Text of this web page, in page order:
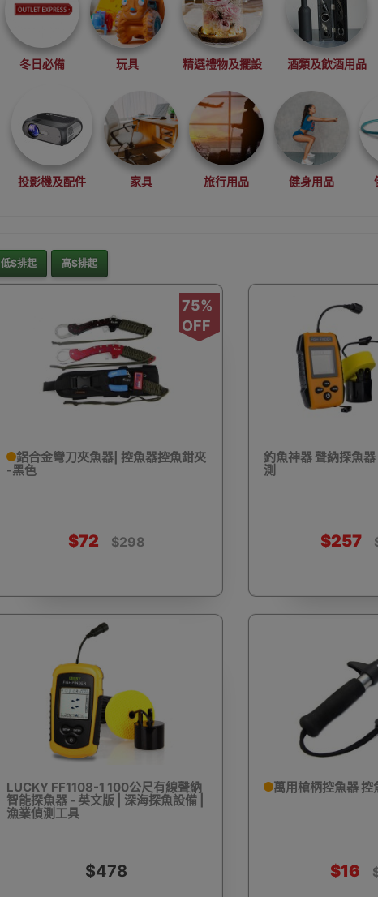
冬日必備 玩具 精選禮物及擺設 酒類及飲酒用品
投影機及配件 家具 旅行用品 健身用品
滑雪裝備用品
Arduino 滑板
耳機
攪拌機
低$排起 高$排起
75%
OFF
鋁合金彎刀夾魚器| 控魚器控魚鉗夾
-黑色
$72 $298
釣魚神器 聲納探魚
測
$257
LUCKY FF1108-1 100公尺有線聲納
智能探魚器 - 英文版 | 深海探魚設備 |
漁業偵測工具
$478
萬用槍柄控魚器
$16